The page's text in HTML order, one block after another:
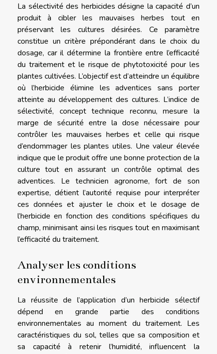
La sélectivité des herbicides désigne la capacité d’un
produit à cibler les mauvaises herbes tout en
préservant les cultures désirées. Ce paramètre
constitue un critère prépondérant dans le choix du
dosage, car il détermine la frontière entre l’efficacité
du traitement et le risque de phytotoxicité pour les
plantes cultivées. L’objectif est d’atteindre un équilibre
où l’herbicide élimine les adventices sans porter
atteinte au développement des cultures. L’indice de
sélectivité, concept technique reconnu, mesure la
marge de sécurité entre la dose nécessaire pour
contrôler les mauvaises herbes et celle qui risque
d’endommager les plantes utiles. Une valeur élevée
indique que le produit offre une bonne protection de la
culture tout en assurant un contrôle optimal des
adventices. Le technicien agronome, fort de son
expertise, détient l’autorité requise pour interpréter
ces données et ajuster le choix et le dosage de
l’herbicide en fonction des conditions spécifiques du
champ, minimisant ainsi les risques tout en maximisant
l’efficacité du traitement.
Analyser les conditions
environnementales
La réussite de l’application d’un herbicide sélectif
dépend en grande partie des conditions
environnementales au moment du traitement. Les
caractéristiques du sol, telles que sa composition et
sa capacité à retenir l’humidité, influencent la